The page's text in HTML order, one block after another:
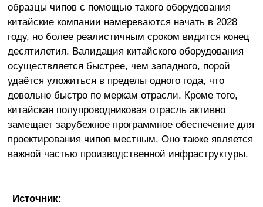
образцы чипов с помощью такого оборудования
китайские компании намереваются начать в 2028
году, но более реалистичным сроком видится конец
десятилетия. Валидация китайского оборудования
осуществляется быстрее, чем западного, порой
удаётся уложиться в пределы одного года, что
довольно быстро по меркам отрасли. Кроме того,
китайская полупроводниковая отрасль активно
замещает зарубежное программное обеспечение для
проектирования чипов местным. Оно также является
важной частью производственной инфраструктуры.
Источник: